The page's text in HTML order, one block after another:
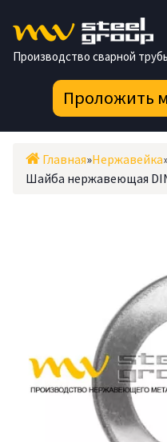
Производство сварной
Проложить
Главная»Нержавейка
Шайба нержавеющая